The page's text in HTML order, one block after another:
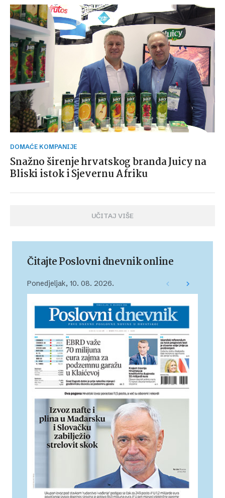
DOMAĆE KOMPANIJE
Snažno širenje hrvatskog branda Juicy na
Bliski istok i Sjevernu Afriku
UČITAJ VIŠE
Čitajte Poslovni dnevnik online
Ponedjeljak, 10. 08. 2026.